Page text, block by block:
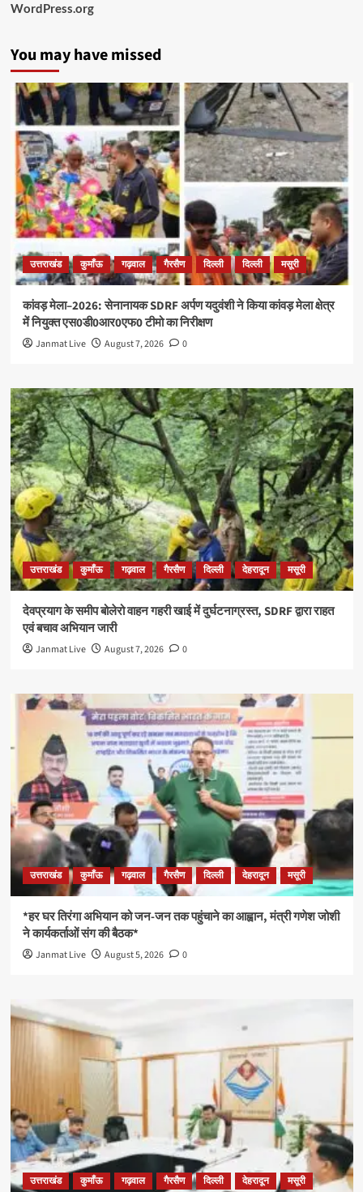
WordPress.org
You may have missed
उत्तराखंड कुमाँऊ गढ़वाल गैरसैण दिल्ली दिल्ली मसूरी
कांवड़ मेला–2026: सेनानायक SDRF अर्पण यदुवंशी ने किया कांवड़ मेला क्षेत्र
में नियुक्त एस0डी0आर0एफ0 टीमो का निरीक्षण
Janmat Live August 7, 2026 0
उत्तराखंड कुमाँऊ गढ़वाल गैरसैण दिल्ली देहरादून मसूरी
देवप्रयाग के समीप बोलेरो वाहन गहरी खाई में दुर्घटनाग्रस्त, SDRF द्वारा राहत
एवं बचाव अभियान जारी
Janmat Live August 7, 2026 0
उत्तराखंड कुमाँऊ गढ़वाल गैरसैण दिल्ली देहरादून मसूरी
*हर घर तिरंगा अभियान को जन-जन तक पहुंचाने का आह्वान, मंत्री गणेश जोशी
ने कार्यकर्ताओं संग की बैठक*
Janmat Live August 5, 2026 0
उत्तराखंड कुमाँऊ गढ़वाल गैरसैण दिल्ली देहरादून मसूरी